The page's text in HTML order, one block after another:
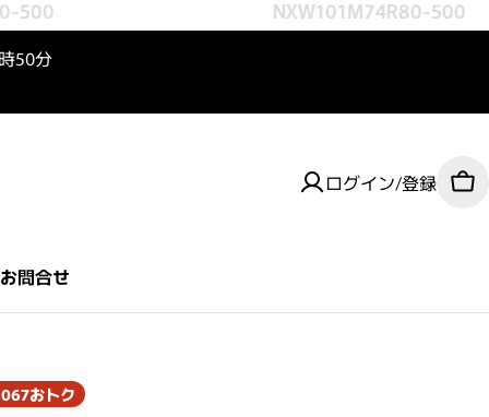
500 NXW101M74R80-500
50分
ログイン/登録 カ
お問合せ
おトク